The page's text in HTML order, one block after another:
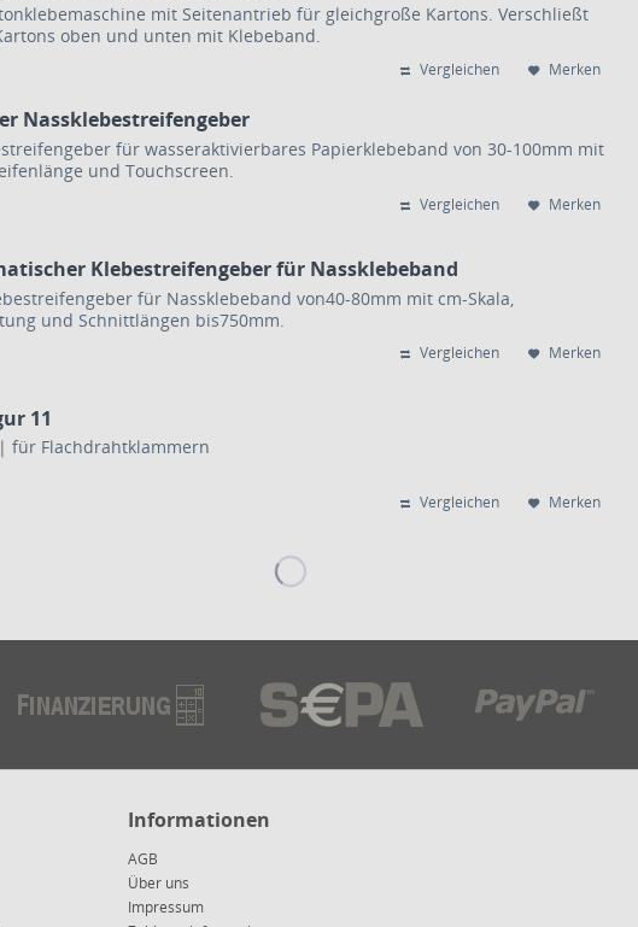
mit Seitenantrieb für gleichgroße Kartons. Verschließt
oben und unten mit Klebeband.
Vergleichen Merken
Nassklebestreifengeber
für wasseraktivierbares Papierklebeband von 30-100mm mit
und Touchscreen.
Vergleichen Merken
Klebestreifengeber für Nassklebeband
für Nassklebeband von40-80mm mit cm-Skala,
und Schnittlängen bis750mm.
Vergleichen Merken
11
für Flachdrahtklammern
Vergleichen Merken
Informationen
AGB
Über uns
Impressum